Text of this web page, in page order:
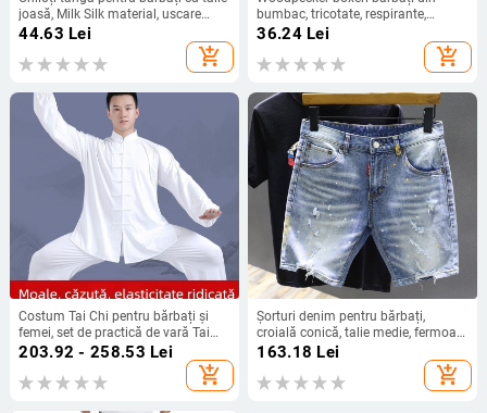
joasă, Milk Silk material, uscare
rapidă, elasticitate înaltă, fără
44.63 Lei
add_shopping_cart
bumbac, tricotate, respirante,
antibacteriene, talie medie, model
36.24Lei
add_shopping_cart
Costum Tai Chi pentru bărbați și
femei, set de practică de vară Tai
Chi, stil chinezesc de reprezentație
203.92 - 258.53 Lei
add_shopping_cart
Șorturi denim pentru bărbați,
croială conică, talie medie, fermoar
frontal, material din denim de
163.18 Lei
add_shopping_cart